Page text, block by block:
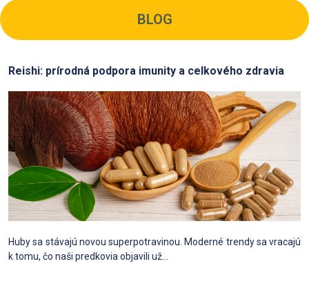
BLOG
Reishi: prírodná podpora imunity a celkového zdravia
Huby sa stávajú novou superpotravinou. Moderné trendy sa vracajú
k tomu, čo naši predkovia objavili už...